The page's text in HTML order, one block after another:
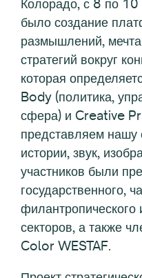
Колорадо, с 8 по
было создание
размышлений,
стратегий вокруг
которая
Body (политика,
сфера) и Creative
представляем нашу
истории, звук,
участников были
государственного,
филантропического
секторов, а также
Color WESTAF.